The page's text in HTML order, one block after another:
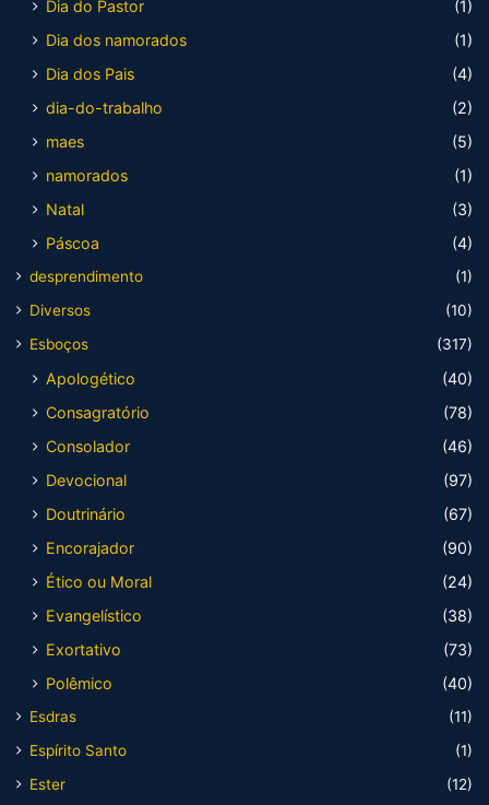
Dia do Pastor
(1)
Dia dos namorados
(1)
Dia dos Pais
(4)
dia-do-trabalho
(2)
maes
(5)
namorados
(1)
Natal
(3)
Páscoa
(4)
desprendimento
(1)
Diversos
(10)
Esboços
(317)
Apologético
(40)
Consagratório
(78)
Consolador
(46)
Devocional
(97)
Doutrinário
(67)
Encorajador
(90)
Ético ou Moral
(24)
Evangelístico
(38)
Exortativo
(73)
Polêmico
(40)
Esdras
(11)
Espírito Santo
(1)
Ester
(12)